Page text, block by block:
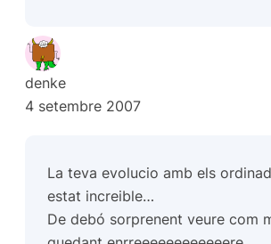
denke
4 setembre 2007
La teva evolucio amb els
estat increible…
De debó sorprenent veure com